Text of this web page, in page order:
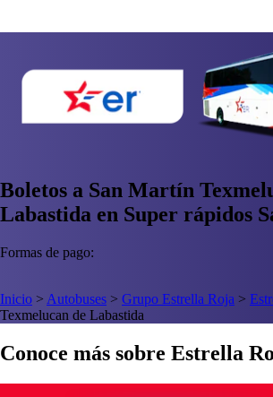
Boletos a San Martín
Labastida en Super rápidos
Formas de pago:
Inicio > Autobuses > Grupo Estrella Roja >
Texmelucan de Labastida
Conoce más sobre Estrella